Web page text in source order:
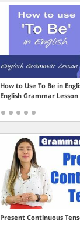
How to Use To Be in
English Grammar Lesson
Present Continuous